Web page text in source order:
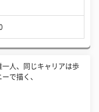
一人、同じキャリアは歩
で描く、